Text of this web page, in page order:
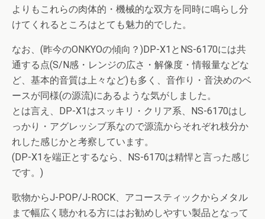
よりもこれらの肉体的・機械的な双方を同時に鳴らし分
けてくれるところはとても魅力的でした。
なお、(昨今のONKYOの傾向？)DP-X1とNS-6170には共
通する点(S/N感・レンジの広さ・解像度・情報量などな
ど、基本的音質は上々など)も多く、音作り・音決めのベ
ースが同様(の源流)にあるような気がしました。
とは言え、DP-X1はスッキリ・クリア系、NS-6170はし
っかり・アグレッシブ系なので源流からそれぞれ枝分か
れした感じかと考察しています。
(DP-X1を端正とするなら、NS-6170は精悍と言った感じ
です。)
歌物からJ-POP/J-ROCK、アコースティックからメタル
まで幅広く聴かれる方にはお勧めしやすい製品となって